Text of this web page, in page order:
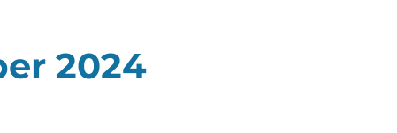
2024